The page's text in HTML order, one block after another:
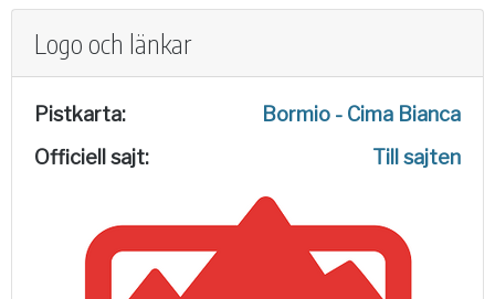
Logo och länkar
Pistkarta:
Bormio - Cima Bianca
Officiell sajt:
Till sajten